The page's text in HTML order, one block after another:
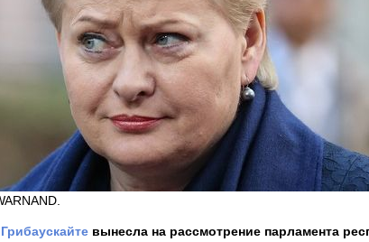
вынесла на рассмотрение парламента